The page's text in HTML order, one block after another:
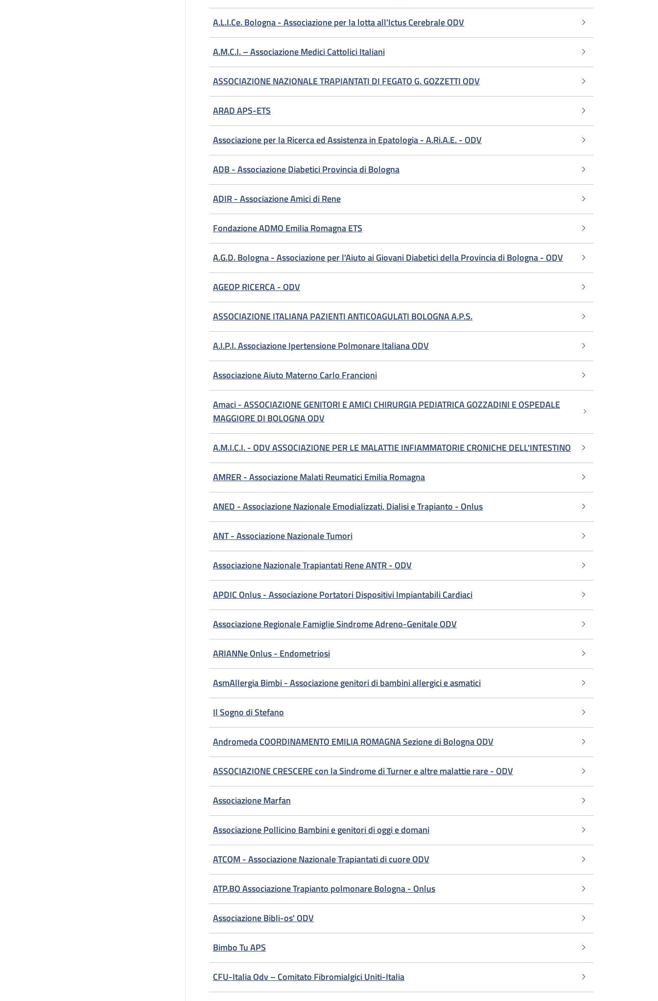
A.L.I.Ce. Bologna - Associazione per la lotta all'Ictus Cerebrale ODV
A.M.C.I. – Associazione Medici Cattolici Italiani
ASSOCIAZIONE NAZIONALE TRAPIANTATI DI FEGATO G. GOZZETTI ODV
ARAD APS-ETS
Associazione per la Ricerca ed Assistenza in Epatologia - A.Ri.A.E. - ODV
ADB - Associazione Diabetici Provincia di Bologna
ADIR - Associazione Amici di Rene
Fondazione ADMO Emilia Romagna ETS
A.G.D. Bologna - Associazione per l'Aiuto ai Giovani Diabetici della Provincia di Bologna - ODV
AGEOP RICERCA - ODV
ASSOCIAZIONE ITALIANA PAZIENTI ANTICOAGULATI BOLOGNA A.P.S.
A.I.P.I. Associazione Ipertensione Polmonare Italiana ODV
Associazione Aiuto Materno Carlo Francioni
Amaci - ASSOCIAZIONE GENITORI E AMICI CHIRURGIA PEDIATRICA GOZZADINI E OSPEDALE
MAGGIORE DI BOLOGNA ODV
A.M.I.C.I. - ODV ASSOCIAZIONE PER LE MALATTIE INFIAMMATORIE CRONICHE DELL'INTESTINO
AMRER - Associazione Malati Reumatici Emilia Romagna
ANED - Associazione Nazionale Emodializzati, Dialisi e Trapianto - Onlus
ANT - Associazione Nazionale Tumori
Associazione Nazionale Trapiantati Rene ANTR - ODV
APDIC Onlus - Associazione Portatori Dispositivi Impiantabili Cardiaci
Associazione Regionale Famiglie Sindrome Adreno-Genitale ODV
ARIANNe Onlus - Endometriosi
AsmAllergia Bimbi - Associazione genitori di bambini allergici e asmatici
Il Sogno di Stefano
Andromeda COORDINAMENTO EMILIA ROMAGNA Sezione di Bologna ODV
ASSOCIAZIONE CRESCERE con la Sindrome di Turner e altre malattie rare - ODV
Associazione Marfan
Associazione Pollicino Bambini e genitori di oggi e domani
ATCOM - Associazione Nazionale Trapiantati di cuore ODV
ATP.BO Associazione Trapianto polmonare Bologna - Onlus
Associazione Bibli-os' ODV
Bimbo Tu APS
CFU-Italia Odv – Comitato Fibromialgici Uniti-Italia